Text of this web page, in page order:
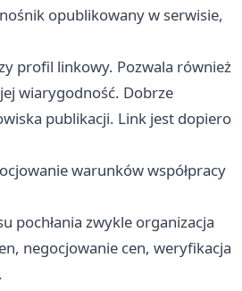
opublikowany w serwisie,
profil linkowy. Pozwala również
wiarygodność. Dobrze
publikacji. Link jest dopiero
warunków współpracy
pochłania zwykle organizacja
negocjowanie cen, weryfikacja